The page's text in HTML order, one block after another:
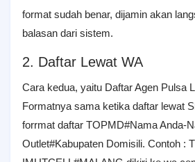
format sudah benar, dijamin akan
balasan dari sistem.
2. Daftar Lewat WA
Cara kedua, yaitu Daftar Agen Pulsa
Formatnya sama ketika daftar lewat
forrmat daftar TOPMD#Nama Anda-
Outlet#Kabupaten Domisili. Contoh :